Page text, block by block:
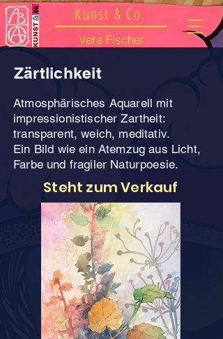
Kunst & Co.
Vera Fischer
Zärtlichkeit
Atmosphärisches Aquarell mit
impressionistischer Zartheit:
transparent, weich, meditativ.
Ein Bild wie ein Atemzug aus Licht,
Farbe und fragiler Naturpoesie.
Steht zum Verkauf